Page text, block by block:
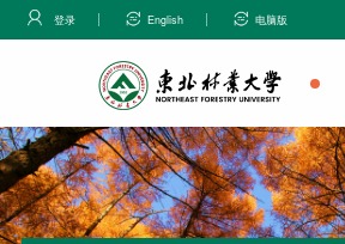
登录 English 电脑版